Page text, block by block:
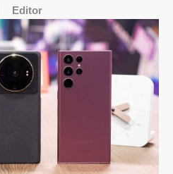
Editor